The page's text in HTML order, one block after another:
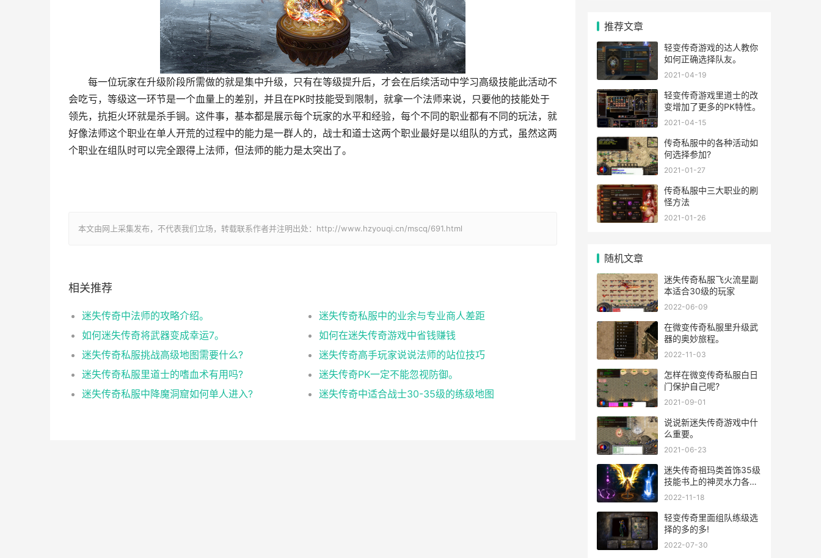
每一位玩家在升级阶段所需做的就是集中升级，只有在等级提升后，才会在后续活动中学习高级技能此活动不
会吃亏，等级这一环节是一个血量上的差别，并且在PK时技能受到限制，就拿一个法师来说，只要他的技能处于
领先，抗拒火环就是杀手锏。这件事，基本都是展示每个玩家的水平和经验，每个不同的职业都有不同的玩法，就
好像法师这个职业在单人开荒的过程中的能力是一群人的，战士和道士这两个职业最好是以组队的方式，虽然这两
个职业在组队时可以完全跟得上法师，但法师的能力是太突出了。
本文由网上采集发布，不代表我们立场，转载联系作者并注明出处：http://www.hzyouqi.cn/mscq/691.html
相关推荐
迷失传奇中法师的攻略介绍。
迷失传奇私服中的业余与专业商人差距
如何迷失传奇将武器变成幸运7。
如何在迷失传奇游戏中省钱赚钱
迷失传奇私服挑战高级地图需要什么?
迷失传奇高手玩家说说法师的站位技巧
迷失传奇私服里道士的嗜血术有用吗?
迷失传奇PK一定不能忽视防御。
迷失传奇私服中降魔洞窟如何单人进入?
迷失传奇中适合战士30-35级的练级地图
推荐文章
轻变传奇游戏的达人教你
如何正确选择队友。
2021-04-19
轻变传奇游戏里道士的改
变增加了更多的PK特性。
2021-04-15
传奇私服中的各种活动如
何选择参加?
2021-01-27
传奇私服中三大职业的刷
怪方法
2021-01-26
随机文章
迷失传奇私服飞火流星副
本适合30级的玩家
2022-06-09
在微变传奇私服里升级武
器的奥妙旅程。
2022-11-03
怎样在微变传奇私服白日
门保护自己呢?
2021-09-01
说说新迷失传奇游戏中什
么重要。
2021-06-23
迷失传奇祖玛类首饰35级
技能书上的神灵水力各不
相同。
2022-11-18
轻变传奇里面组队练级选
择的多的多!
2022-07-30